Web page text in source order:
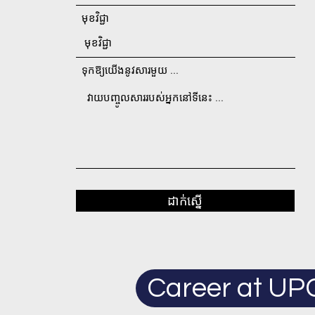
មុខវិជ្ជា
ទុកឱ្យយើងនូវសារមួយ ...
ដាក់ស្នើ
Career at